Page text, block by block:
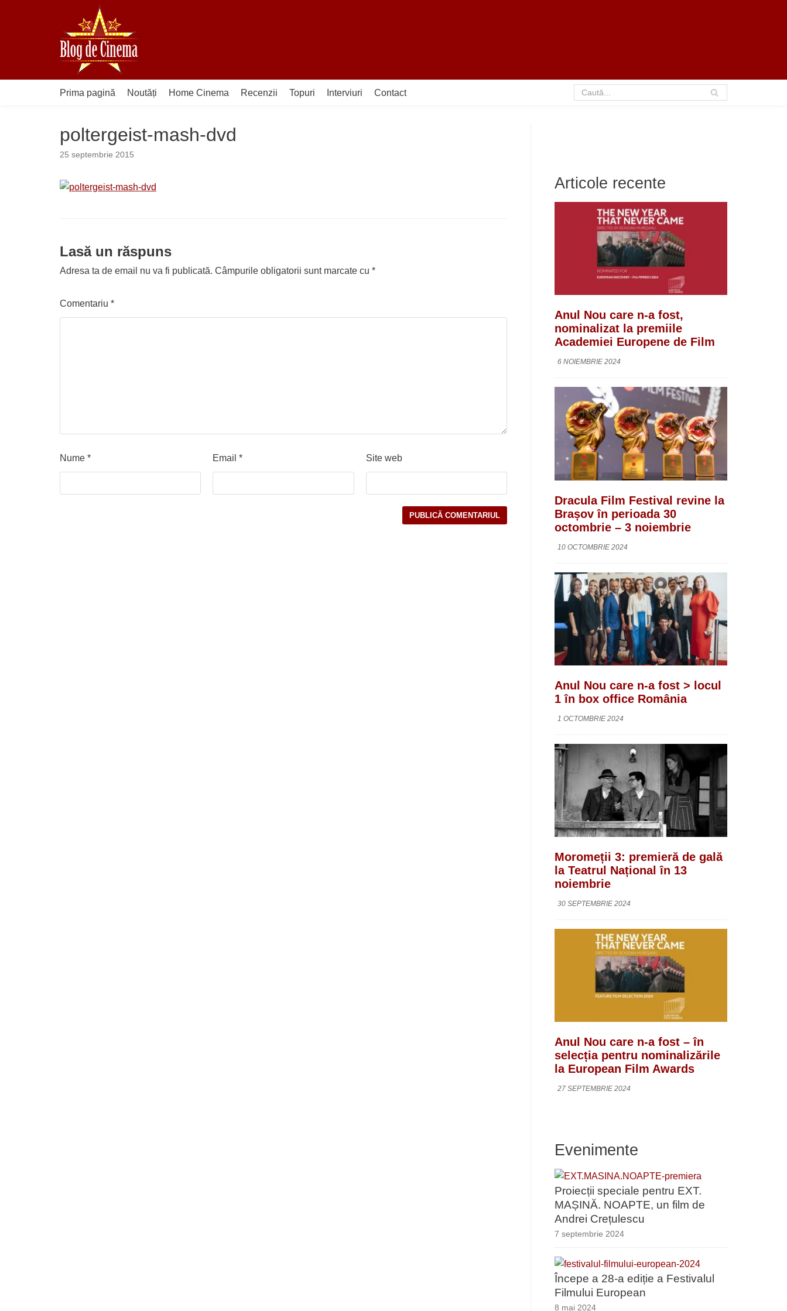
Prima pagină Noutăți Home Cinema Recenzii Topuri Interviuri Contact
poltergeist-mash-dvd
25 septembrie 2015
Lasă un răspuns
Adresa ta de email nu va fi publicată. Câmpurile obligatorii sunt marcate cu *
Comentariu *
Nume * Email* Site web
Articole recente
Anul Nou care n-a fost,
nominalizat la premiile
Academiei Europene de Film
6 NOIEMBRIE 2024
Dracula Film Festival revine la
Brașov în perioada 30
octombrie – 3 noiembrie
10 OCTOMBRIE 2024
Anul Nou care n-a fost > locul
1 în box office România
1 OCTOMBRIE 2024
Moromeții 3: premieră de gală
la Teatrul Național în 13
noiembrie
30 SEPTEMBRIE 2024
Anul Nou care n-a fost – în
selecția pentru nominalizările
la European Film Awards
27 SEPTEMBRIE 2024
Evenimente
Proiecții speciale pentru EXT.
MAȘINĂ. NOAPTE, un film de
Andrei Crețulescu
7 septembrie 2024
Începe a 28-a ediție a Festivalul
Filmului European
8 mai 2024